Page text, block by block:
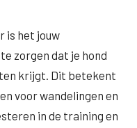
is het jouw
zorgen dat je hond
krijgt. Dit betekent
voor wandelingen en
in de training en